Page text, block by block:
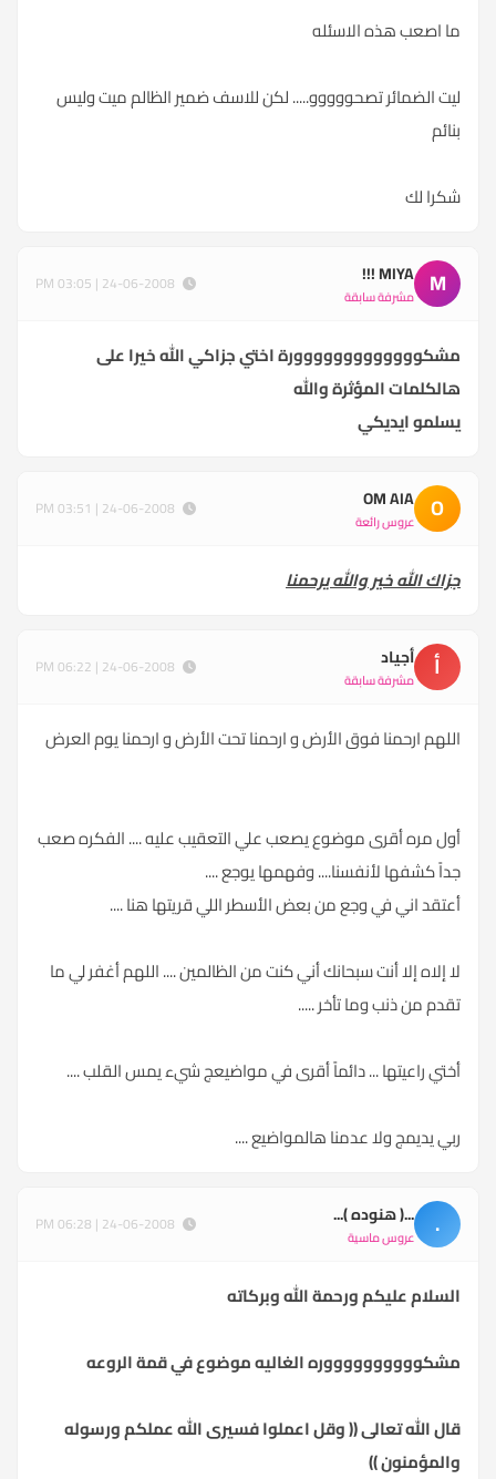
ما اصعب هذه الاسئله
ليت الضمائر تصحووووو..... لكن للاسف ضمير الظالم ميت وليس
بنائم
شكرا لك
M
MIYA !!!
مشرفة سابقة
مشكووووووووووووورة اختي جزاكي الله خيرا على
هالكلمات المؤثرة والله
يسلمو ايديكي
O
OM AIA
عروس رائعة
جزاك الله خير والله يرحمنا
أ أجياد
مشرفة سابقة
اللهم ارحمنا فوق الأرض و ارحمنا تحت الأرض و ارحمنا يوم العرض
أول مره أقرى موضوع يصعب علي التعقيب عليه .... الفكره صعب
جداً كشفها لأنفسنا.... وفهمها يوجع ....
أعتقد اني في وجع من بعض الأسطر اللي قريتها هنا ....
لا إلاه إلا أنت سبحانك أني كنت من الظالمين .... اللهم أغفر لي ما
تقدم من ذنب وما تأخر .....
أختي راعيتها ... دائماً أقرى في مواضيعج شيء يمس القلب ....
ربي يديمج ولا عدمنا هالمواضيع ....
. ...( هنوده )...
عروس ماسية
السلام عليكم ورحمة الله وبركاته
مشكووووووووووره الغاليه موضوع في قمة الروعه
قال الله تعالى (( وقل اعملوا فسيرى الله عملكم ورسوله
والمؤمنون ))